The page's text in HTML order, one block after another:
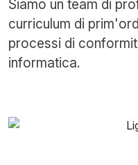
Siamo un team di
curriculum di
processi di
informatica.